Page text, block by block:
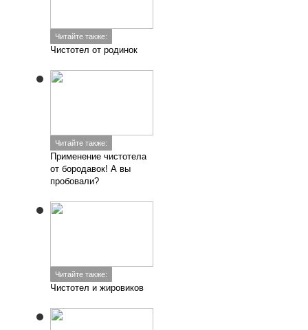
Читайте также:
Чистотел от родинок
Читайте также:
Применение чистотела
от бородавок! А вы
пробовали?
Читайте также:
Чистотел и жировиков